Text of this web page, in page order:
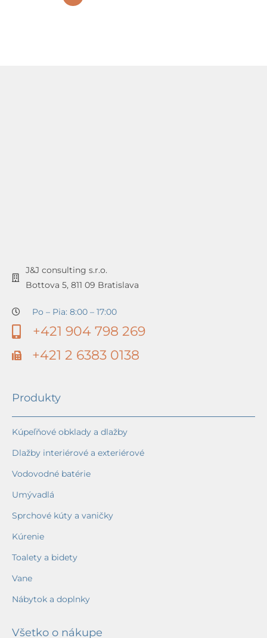
J&J consulting s.r.o.
Bottova 5, 811 09 Bratislava
Po – Pia: 8:00 – 17:00
+421 904 798 269
+421 2 6383 0138
Produkty
Kúpeľňové obklady a dlažby
Dlažby interiérové a exteriérové
Vodovodné batérie
Umývadlá
Sprchové kúty a vaničky
Kúrenie
Toalety a bidety
Vane
Nábytok a doplnky
Všetko o nákupe